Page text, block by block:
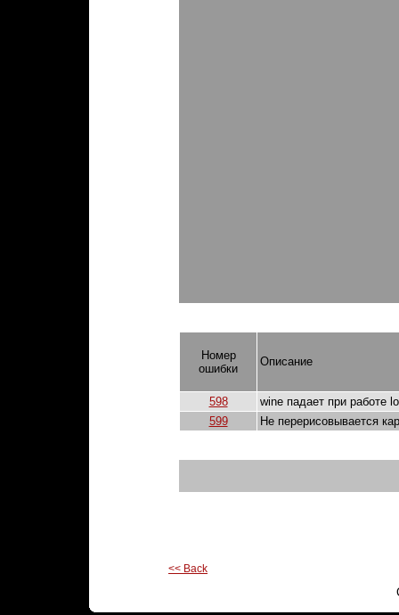
Номер
ошибки
Описание
598
wine падает при работе
599
Не перерисовывается
<< Back